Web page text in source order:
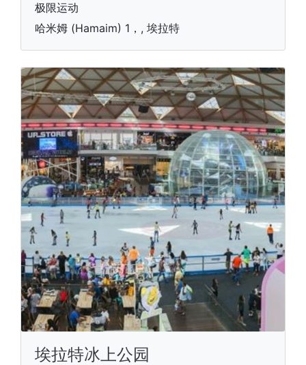
极限运动
哈米姆 (Hamaim) 1，, 埃拉特
埃拉特冰上公园